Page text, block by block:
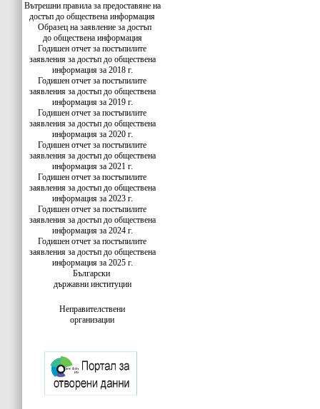
Вътрешни правила за предоставяне на
достъп до обществена информация
Образец на заявление за достъп
до обществена информация
Годишен отчет за постъпилите
заявления за достъп до обществена
информация за 2018 г.
Годишен отчет за постъпилите
заявления за достъп до обществена
информация за 2019 г.
Годишен отчет за постъпилите
заявления за достъп до обществена
информация за 2020 г.
Годишен отчет за постъпилите
заявления за достъп до обществена
информация за 2021 г.
Годишен отчет за постъпилите
заявления за достъп до обществена
информация за 2023 г.
Годишен отчет за постъпилите
заявления за достъп до обществена
информация за 2024 г.
Годишен отчет за постъпилите
заявления за достъп до обществена
информация за 2025 г.
Български
държавни институции
Неправителствени
организации